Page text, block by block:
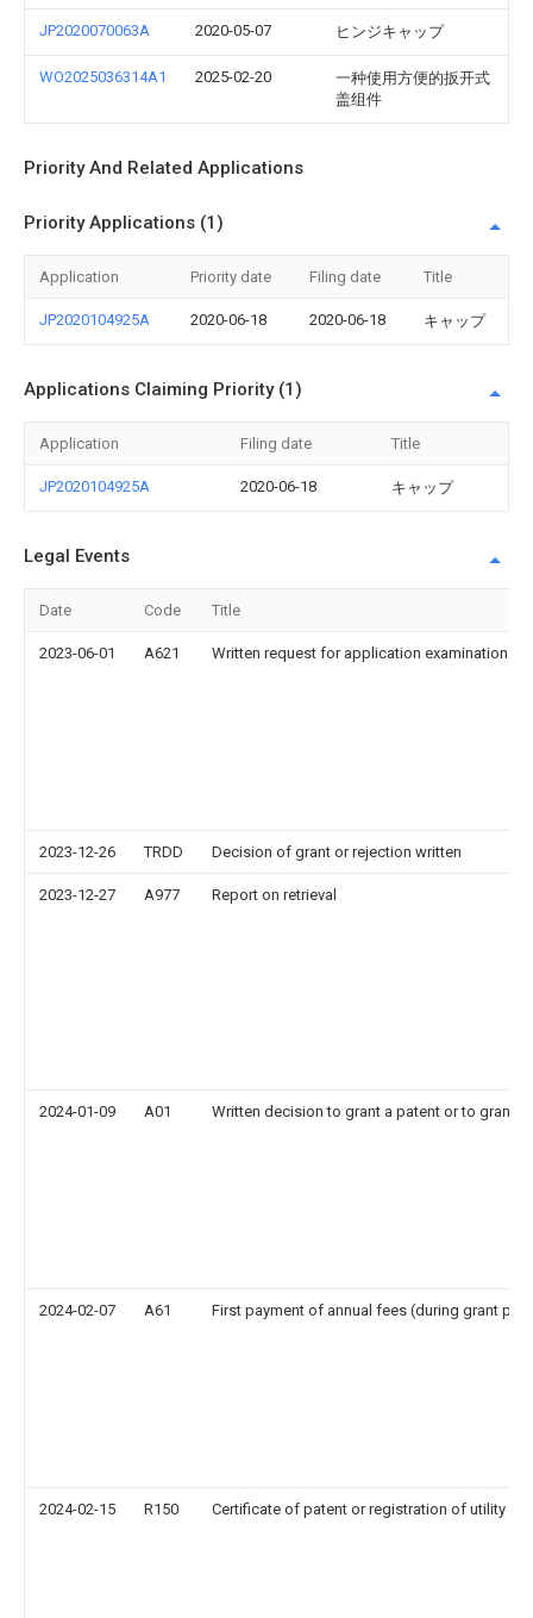
JP2020070063A 2020-05-07 ヒンジキャップ
WO2025036314A1 2025-02-20
一种使用方便的扳开式
盖组件
Priority And Related Applications
Priority Applications (1)
Application Priority date Filing date Title
JP2020104925A 2020-06-18 2020-06-18 キャップ
Applications Claiming Priority (1)
Application Filing date Title
JP2020104925A 2020-06-18 キャップ
Legal Events
Date Code Title
2023-06-01 A621 Written request for application examination
2023-12-26 TRDD Decision of grant or rejection written
2023-12-27 A977 Report on retrieval
2024-01-09 A01 Written decision to grant a patent or to grant
2024-02-07 A61 First payment of annual fees (during grant
2024-02-15 R150 Certificate of patent or registration of utility